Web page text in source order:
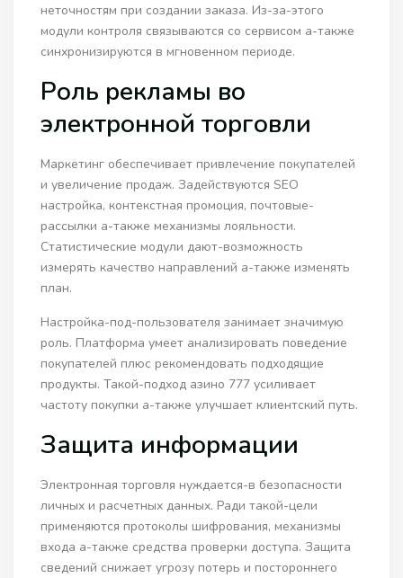
неточностям при создании заказа. Из-за-этого
модули контроля связываются со сервисом а-также
синхронизируются в мгновенном периоде.
Роль рекламы во
электронной торговли
Маркетинг обеспечивает привлечение покупателей
и увеличение продаж. Задействуются SEO
настройка, контекстная промоция, почтовые-
рассылки а-также механизмы лояльности.
Статистические модули дают-возможность
измерять качество направлений а-также изменять
план.
Настройка-под-пользователя занимает значимую
роль. Платформа умеет анализировать поведение
покупателей плюс рекомендовать подходящие
продукты. Такой-подход азино 777 усиливает
частоту покупки а-также улучшает клиентский путь.
Защита информации
Электронная торговля нуждается-в безопасности
личных и расчетных данных. Ради такой-цели
применяются протоколы шифрования, механизмы
входа а-также средства проверки доступа. Защита
сведений снижает угрозу потерь и постороннего